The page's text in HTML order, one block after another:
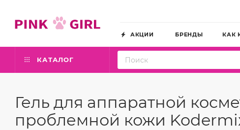
АКЦИИ БРЕНДЫ КАК
КАТАЛОГ
Гель для аппаратной
проблемной кожи